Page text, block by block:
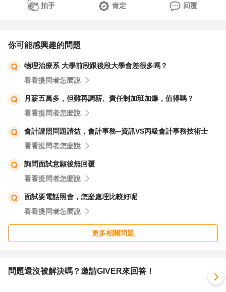
拍手 肯定 回覆
你可能感興趣的問題
物理治療系 大學前段跟後段大學會差很多嗎？
看看提問者怎麼說
月薪五萬多，但難再調薪、責任制加班加爆，值得嗎？
看看提問者怎麼說
會計證照問題請益，會計事務─資訊VS丙級會計事務技術士
看看提問者怎麼說
詢問面試意願後無回覆
看看提問者怎麼說
面試要電話照會，怎麼處理比較好呢
看看提問者怎麼說
更多相關問題
問題還沒被解決嗎？邀請GIVER來回答！